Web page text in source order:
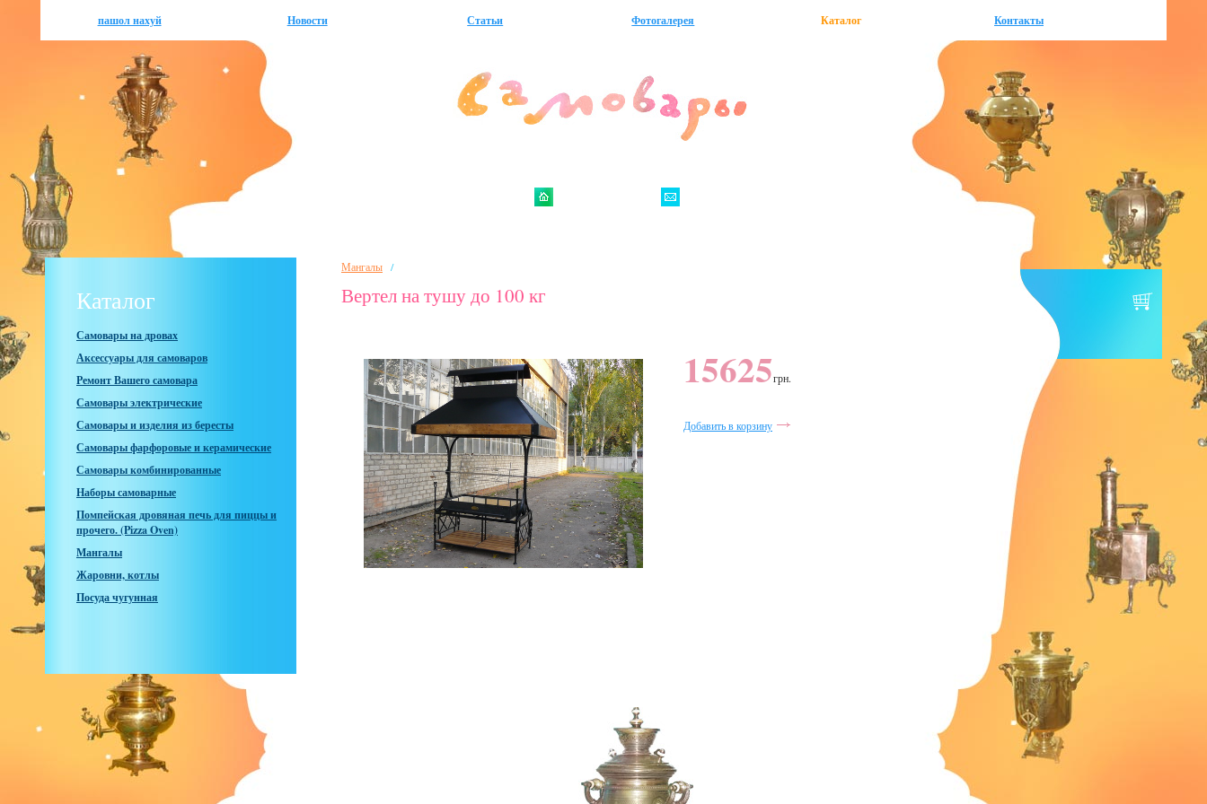
пашол нахуй Новости Статьи Фотогалерея Каталог Контакты
Каталог
Самовары на дровах
Аксессуары для самоваров
Ремонт Вашего самовара
Самовары электрические
Самовары и изделия из бересты
Самовары фарфоровые и керамические
Самовары комбинированные
Наборы самоварные
Помпейская дровяная печь для пиццы и
прочего. (Pizza Oven)
Мангалы
Жаровни, котлы
Посуда чугунная
Мангалы /
Вертел на тушу до 100 кг
15625грн.
Добавить в корзину